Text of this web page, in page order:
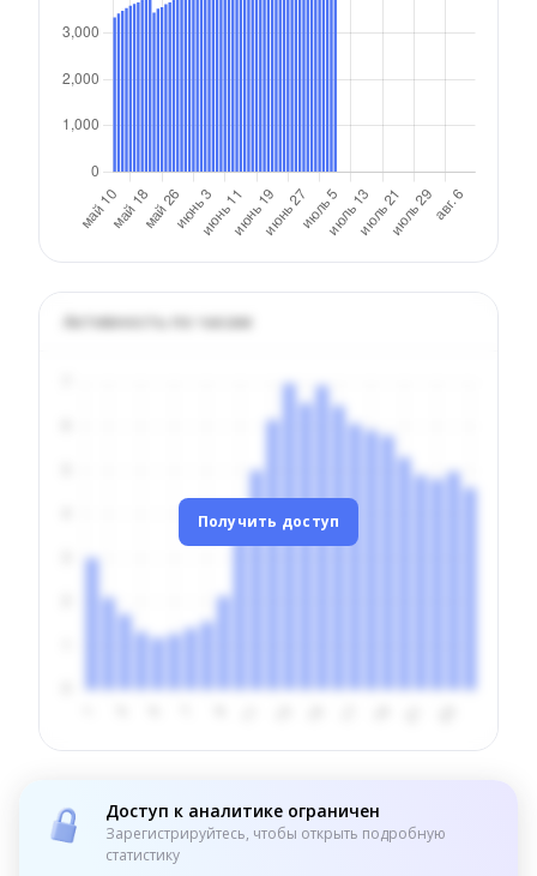
Активность по часам
Получить доступ
Доступ к аналитике ограничен
Зарегистрируйтесь, чтобы открыть подробную
статистику